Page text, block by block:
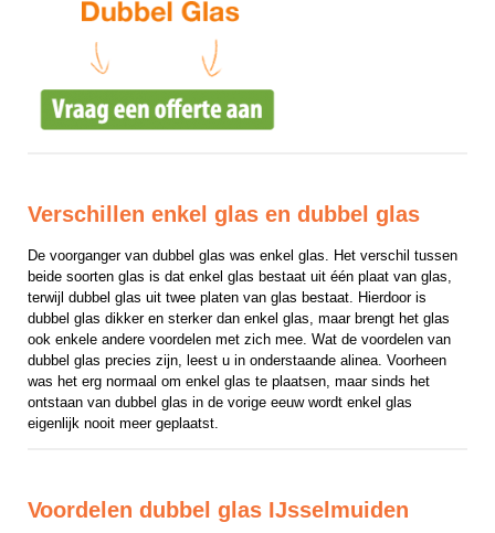
Verschillen enkel glas en dubbel glas
De voorganger van dubbel glas was enkel glas. Het verschil tussen
beide soorten glas is dat enkel glas bestaat uit één plaat van glas,
terwijl dubbel glas uit twee platen van glas bestaat. Hierdoor is
dubbel glas dikker en sterker dan enkel glas, maar brengt het glas
ook enkele andere voordelen met zich mee. Wat de voordelen van
dubbel glas precies zijn, leest u in onderstaande alinea. Voorheen
was het erg normaal om enkel glas te plaatsen, maar sinds het
ontstaan van dubbel glas in de vorige eeuw wordt enkel glas
eigenlijk nooit meer geplaatst.
Voordelen dubbel glas IJsselmuiden